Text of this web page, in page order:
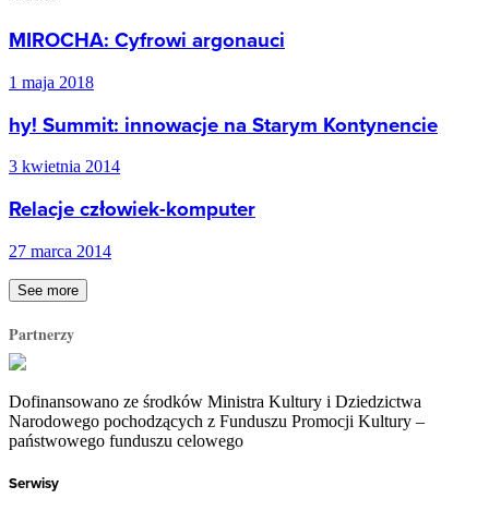
MIROCHA: Cyfrowi argonauci
1 maja 2018
hy! Summit: innowacje na Starym Kontynencie
3 kwietnia 2014
Relacje człowiek-komputer
27 marca 2014
See more
Partnerzy
Dofinansowano ze środków Ministra Kultury i Dziedzictwa
Narodowego pochodzących z Funduszu Promocji Kultury –
państwowego funduszu celowego
Serwisy